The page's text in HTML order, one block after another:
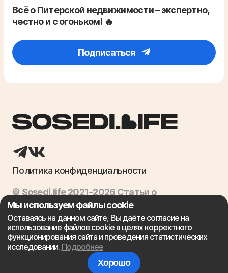
Всё о Питерской недвижимости – экспертно,
честно и с огоньком! 🔥
Подписаться
Политика конфиденциальности
© Sosedi.life 2021–2026 Статьи о
недвижимости, ипотека, продажа квартир
Сайт не является финансовой организацией и предоставляет
лишь посреднические консультационные услуги, связанные с
ипотекой. Выдачей ипотечных кредитов занимаются
соответствующие финансовые учреждения.
Мы используем файлы cookie
Оставаясь на данном сайте, Вы даёте согласие на
использование файлов cookie в целях корректного
функционирования сайта и проведения статистических
исследовании. Подробнее
Хорошо